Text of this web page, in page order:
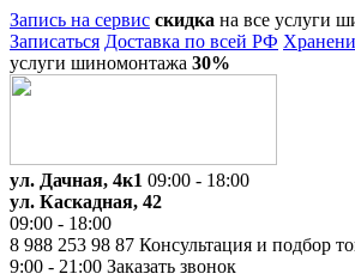
Запись на сервис скидка на все услуги
Записаться Доставка по всей РФ
услуги шиномонтажа 30%
ул. Дачная, 4к1 09:00 - 18:00
ул. Каскадная, 42
09:00 - 18:00
8 988 253 98 87 Консультация и подбор
9:00 - 21:00 Заказать звонок